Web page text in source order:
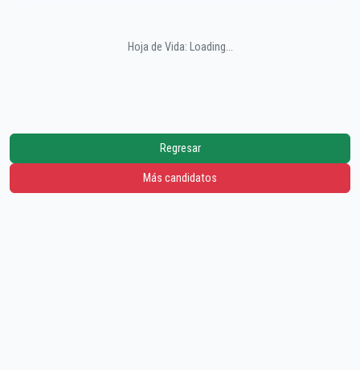
Hoja de Vida: Loading...
Regresar
Más candidatos